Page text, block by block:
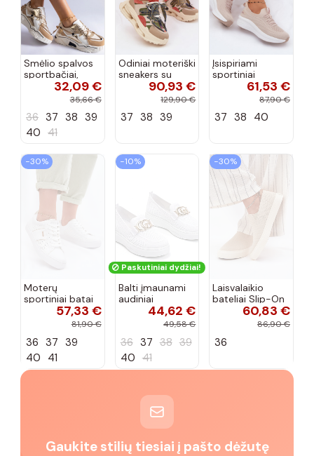
Smėlio spalvos
sportbačiai,
dekoruoti Valdez
cirkonio virvele
32,09 €
35,66 €
36 37 38 39
40 41
Odiniai moteriški
sneakers su
platforma D&A
CR61-3133
90,93 €
129,90 €
37 38 39
Įsispiriami
sportiniai
bateliai Kobbo
102425 smėlio
61,53 €
87,90 €
37 38 40
−30%
Moterų
sportiniai batai
su ažūro
elementais Big
baltos spalvos
57,33 €
81,90 €
36 37 39
40 41
−10%
Paskutiniai dydžiai!
Balti įmaunami
audiniai
sportbačiai su
44,62 €
49,58 €
36 37 38 39
40 41
−30%
Laisvalaikio
bateliai Slip-On
Big Star
RR274721 smėlio
60,83 €
86,90 €
36
Gaukite stilių tiesiai į pašto dėžutę